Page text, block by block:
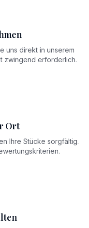
uns direkt in unserem
zwingend erforderlich.
Ort
Ihre Stücke sorgfältig.